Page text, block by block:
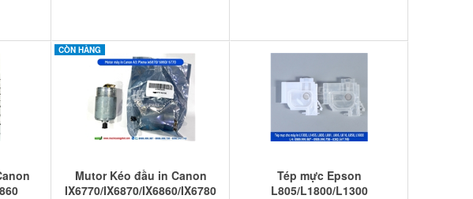
CÒN HÀNG
Mutor Kéo đầu in Canon
IX6770/IX6870/IX6860/IX6780
Tép mực Epson
L805/L1800/L1300